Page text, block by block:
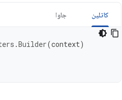
کاتلین جاوا
.Builder(context)